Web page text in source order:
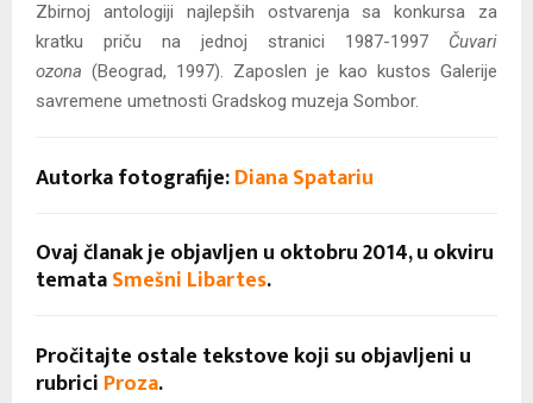
Zbirnoj antologiji najlepših ostvarenja sa konkursa za
kratku priču na jednoj stranici 1987-1997 Čuvari
ozona (Beograd, 1997). Zaposlen je kao kustos Galerije
savremene umetnosti Gradskog muzeja Sombor.
Autorka fotografije:Diana Spatariu
Ovaj članak je objavljen u oktobru 2014, u okviru
temataSmešni Libartes.
Pročitajte ostale tekstove koji su objavljeni u
rubrici Proza.